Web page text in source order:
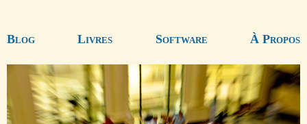
Blog Livres Software À Propos